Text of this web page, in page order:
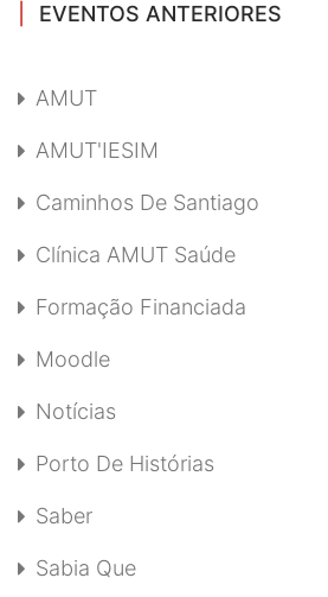
EVENTOS ANTERIORES
AMUT
AMUT'IESIM
Caminhos De Santiago
Clínica AMUT Saúde
Formação Financiada
Moodle
Notícias
Porto De Histórias
Saber
Sabia Que